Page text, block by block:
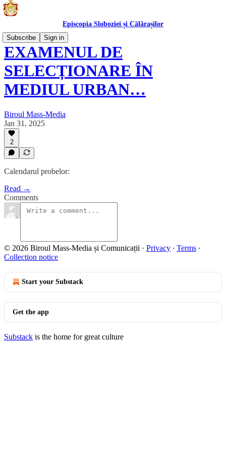
Episcopia Sloboziei și Călărașilor
Subscribe
Sign in
EXAMENUL DE
SELECȚIONARE ÎN
MEDIUL URBAN…
Biroul Mass-Media
Jan 31, 2025
2
Calendarul probelor:
Read →
Comments
© 2026 Biroul Mass-Media și Comunicații · Privacy ∙ Terms ∙
Collection notice
Start your Substack
Get the app
Substack is the home for great culture